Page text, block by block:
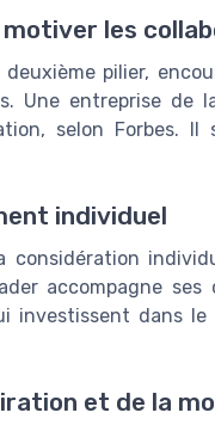
les
pilier,
entreprise de
selon Forbes.
individuel
accompagne
investissent dans
et de la